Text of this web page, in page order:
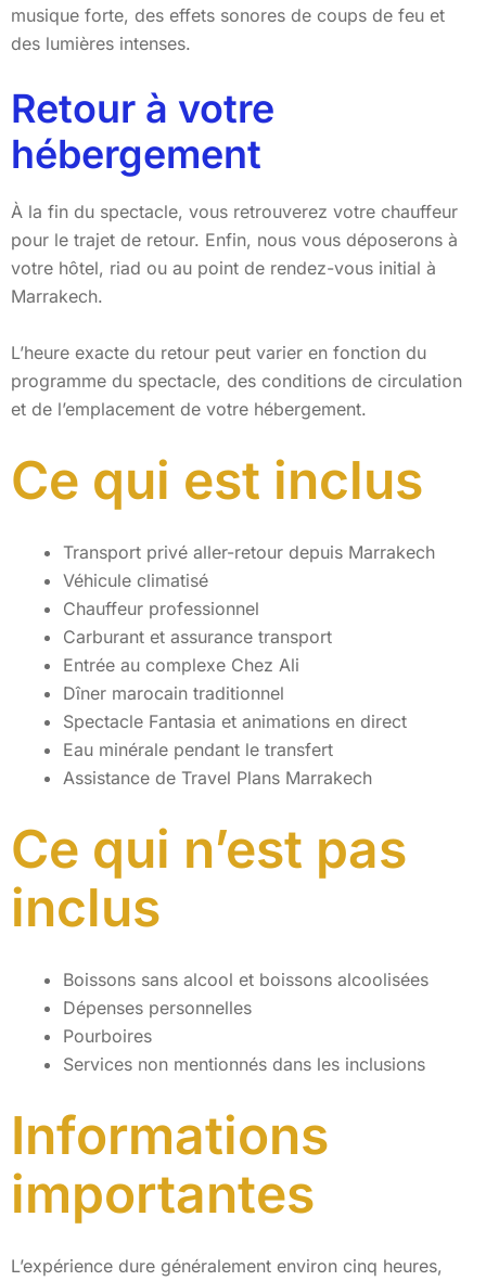
musique forte, des effets sonores de coups de feu et
des lumières intenses.
Retour à votre
hébergement
À la fin du spectacle, vous retrouverez votre chauffeur
pour le trajet de retour. Enfin, nous vous déposerons à
votre hôtel, riad ou au point de rendez-vous initial à
Marrakech.
L’heure exacte du retour peut varier en fonction du
programme du spectacle, des conditions de circulation
et de l’emplacement de votre hébergement.
Ce qui est inclus
Transport privé aller-retour depuis Marrakech
Véhicule climatisé
Chauffeur professionnel
Carburant et assurance transport
Entrée au complexe Chez Ali
Dîner marocain traditionnel
Spectacle Fantasia et animations en direct
Eau minérale pendant le transfert
Assistance de Travel Plans Marrakech
Ce qui n’est pas
inclus
Boissons sans alcool et boissons alcoolisées
Dépenses personnelles
Pourboires
Services non mentionnés dans les inclusions
Informations
importantes
L’expérience dure généralement environ cinq heures,